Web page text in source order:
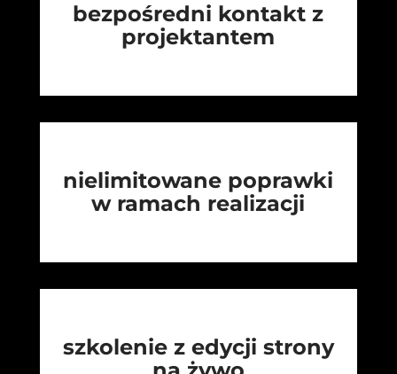
bezpośredni kontakt z
projektantem
nielimitowane poprawki
w ramach realizacji
szkolenie z edycji strony